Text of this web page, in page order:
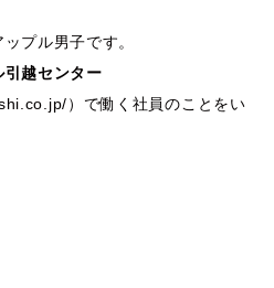
プル男子です。
引越センター
）で働く社員のことをい